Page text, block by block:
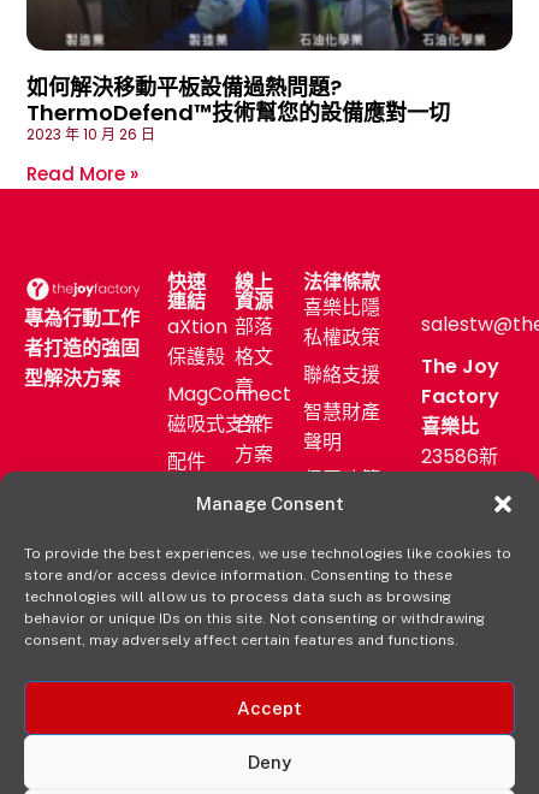
Manage Consent
To provide the best experiences, we use technologies like cookies to
store and/or access device information. Consenting to these
technologies will allow us to process data such as browsing
behavior or unique IDs on this site. Not consenting or withdrawing
consent, may adversely affect certain features and functions.
Accept
Deny
如何解決移動平板設備過熱問題?
ThermoDefend™技術幫您的設備應對一切
2023 年 10 月 26 日
Read More »
專為行動工作
者打造的強固
型解決方案
快速
連結
aXtion
保護殼
MagConnect
磁吸式支架
配件
產業
購買
aXtion→
線上
資源
部落
格文
章
合作
方案
售後
服務
新聞
發佈
室
通路
法律條款
喜樂比隱
私權政策
聯絡支援
智慧財產
聲明
保固政策
The Joy
Factory
喜樂比
23586新
區中正路
872號11F
(02)
2222-
9827